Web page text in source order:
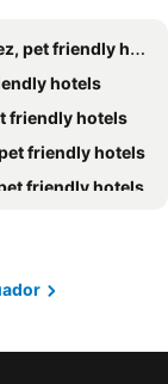
Boutique
Bella Aurora
pet friendly hotels
hotels
friendly hotels
friendly hotels
friendly hotels